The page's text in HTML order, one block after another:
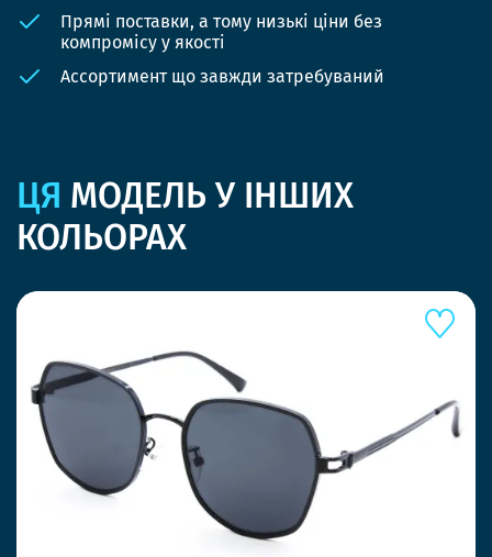
Прямі поставки, а тому низькі ціни без
компромісу у якості
Ассортимент що завжди затребуваний
ЦЯ МОДЕЛЬ У ІНШИХ
КОЛЬОРАХ